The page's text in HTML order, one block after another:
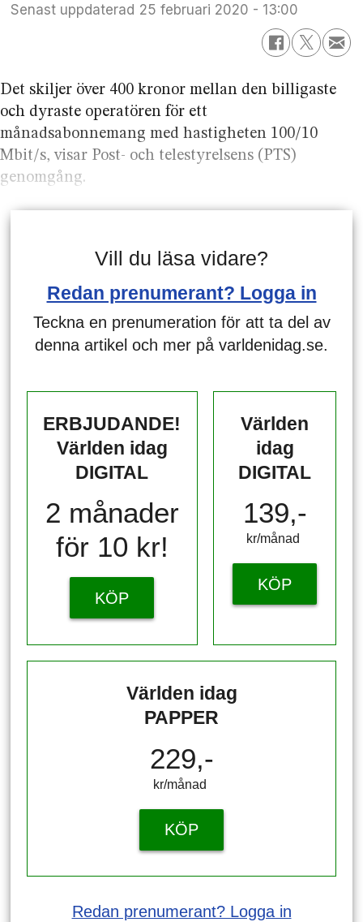
Senast uppdaterad
25 februari 2020 - 13:00
Det skiljer över 400 kronor mellan den billigaste
och dyraste operatören för ett
månadsabonnemang med hastigheten 100/10
Mbit/s, visar Post- och telestyrelsens (PTS)
genomgång.
Vill du läsa vidare?
Redan prenumerant? Logga in
Teckna en prenumeration för att ta del av
denna artikel och mer på varldenidag.se.
ERBJUDANDE!
Världen idag
DIGITAL
2 månader
för 10 kr!
KÖP
Världen
idag
DIGITAL
139,-
kr/månad ​​​​​​
KÖP
Världen idag
PAPPER
229,-
kr/månad ​​​​​​
KÖP
Redan prenumerant? Logga in